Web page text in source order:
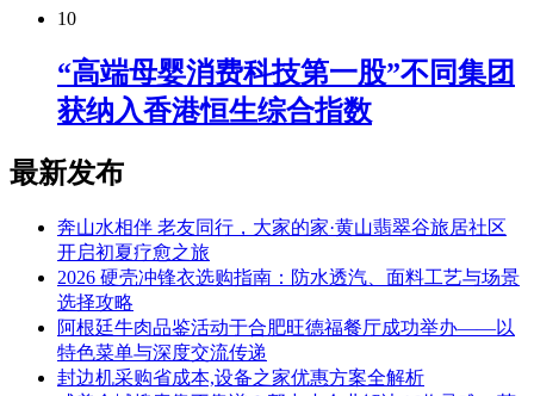
10
“高端母婴消费科技第一股”不同集团
获纳入香港恒生综合指数
最新发布
奔山水相伴 老友同行，大家的家·黄山翡翠谷旅居社区
开启初夏疗愈之旅
2026 硬壳冲锋衣选购指南：防水透汽、面料工艺与场景
选择攻略
阿根廷牛肉品鉴活动于合肥旺德福餐厅成功举办——以
特色菜单与深度交流传递
封边机采购省成本,设备之家优惠方案全解析